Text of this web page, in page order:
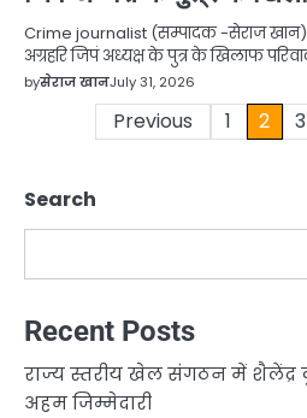
Crime journalist (सम्पादक -सेराज
अग्रहरि जिपं अध्यक्ष के पुत्र के खिलाफ
byसेराज खानJuly 31, 2026
Previous 1 2 3
Search
Recent Posts
राज्य स्तरीय खेल संगठन में शैलेंद्र
अहम जिम्मेदारी